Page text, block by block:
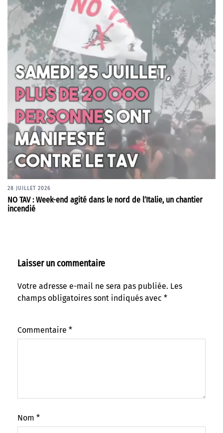
28 JUILLET 2026
NO TAV : Week-end agité dans le nord de l’Italie, un chantier
incendié
Laisser un commentaire
Votre adresse e-mail ne sera pas publiée. Les
champs obligatoires sont indiqués avec *
Commentaire *
Nom *